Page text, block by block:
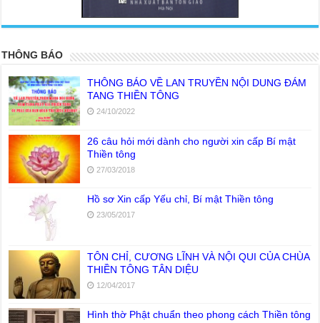
THÔNG BÁO
THÔNG BÁO VỀ LAN TRUYỀN NỘI DUNG ĐÁM
TANG THIỀN TÔNG
24/10/2022
26 câu hỏi mới dành cho người xin cấp Bí mật
Thiền tông
27/03/2018
Hồ sơ Xin cấp Yếu chỉ, Bí mật Thiền tông
23/05/2017
TÔN CHỈ, CƯƠNG LĨNH VÀ NỘI QUI CỦA CHÙA
THIỀN TÔNG TÂN DIỆU
12/04/2017
Hình thờ Phật chuẩn theo phong cách Thiền tông